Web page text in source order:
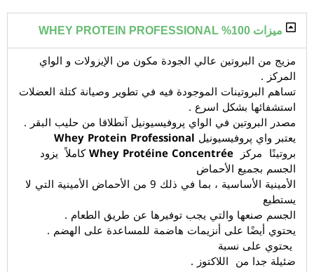
ميزات 100% WHEY PROTEIN PROFESSIONAL
مزيج من البروتين عالي الجودة مكون من الإيزولات و الواي
المركز .
تساهم البروتينات الموجودة فيه في تطوير وصيانة كتلة العضلات
استشفائها بشكل اسرع .
مصدر البروتين في الواي پروفيسيونيل آنطلاقا من حليب البقر .
يعتبر واي پروفيسيونيل Whey Protein Professional
بروتينًا مركز Whey Protéine Concentréeكاملاً يزود
الجسم بجميع الأحماض
الأمينية الأساسية ، بما في ذلك 9 من الأحماض الأمينية التي لا
يستطيع
الجسم صنعها والتي يجب توفيرها عن طريق الطعام .
يحتوي أيضًا على أنزيمات هاضمة للمساعدة على الهضم .
يحتوي على نسبة
ضئيلة جدا من اللاكتوز .